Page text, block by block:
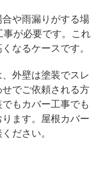
や雨漏りがする場
が必要です。これ
なるケースです。
外壁は塗装でスレ
でご依頼される方
もカバー工事でも
ます。屋根カバー
ださい。